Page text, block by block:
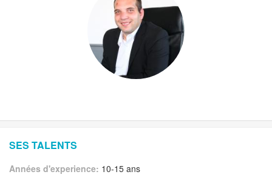
SES TALENTS
Années d'experience: 10-15 ans